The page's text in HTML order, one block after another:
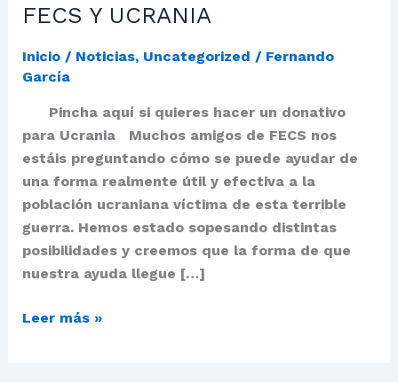
FECS Y UCRANIA
Inicio / Noticias, Uncategorized / Fernando
García
Pincha aquí si quieres hacer un donativo
para Ucrania Muchos amigos de FECS nos
estáis preguntando cómo se puede ayudar de
una forma realmente útil y efectiva a la
población ucraniana víctima de esta terrible
guerra. Hemos estado sopesando distintas
posibilidades y creemos que la forma de que
nuestra ayuda llegue […]
Leer más »